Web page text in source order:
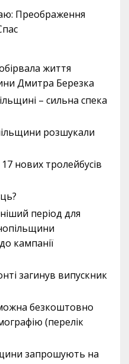
Преображення
життя
Дмитра Березка
– сильна спека
розшукали
нових тролейбусів
період для
кампанії
загинув випускник
безкоштовно
(перелік
запрошують на